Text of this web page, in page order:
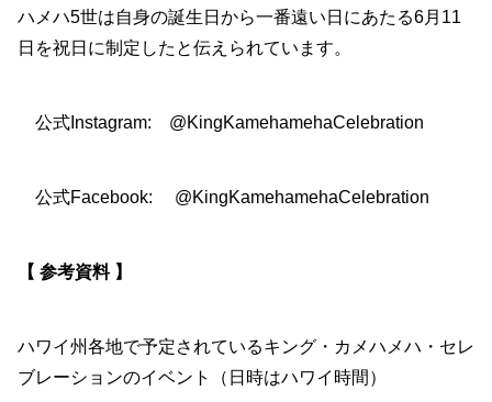
ハメハ5世は自身の誕生日から一番遠い日にあたる6月11
日を祝日に制定したと伝えられています。
公式Instagram: @KingKamehamehaCelebration
公式Facebook: @KingKamehamehaCelebration
【 参考資料 】
ハワイ州各地で予定されているキング・カメハメハ・セレ
ブレーションのイベント（日時はハワイ時間）